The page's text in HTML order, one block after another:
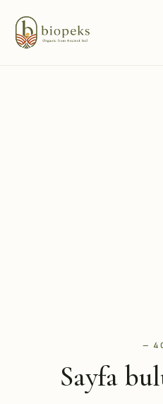
—
Sayfa